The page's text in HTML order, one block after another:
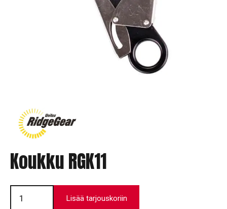
Koukku RGK11
Koukku
RGK11
määrä
Lisää tarjouskoriin